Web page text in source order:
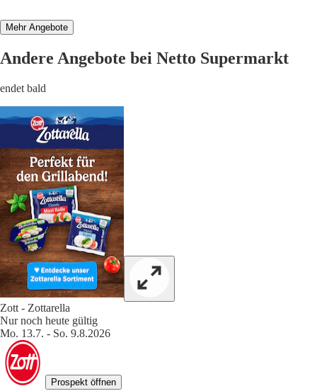
Mehr Angebote
Andere Angebote bei Netto Supermarkt
endet bald
Zott - Zottarella
Nur noch heute gültig
Mo. 13.7. - So. 9.8.2026
Prospekt öffnen